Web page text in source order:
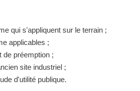
qui s'appliquent sur le terrain ;
applicables ;
de préemption ;
site industriel ;
d'utilité publique.